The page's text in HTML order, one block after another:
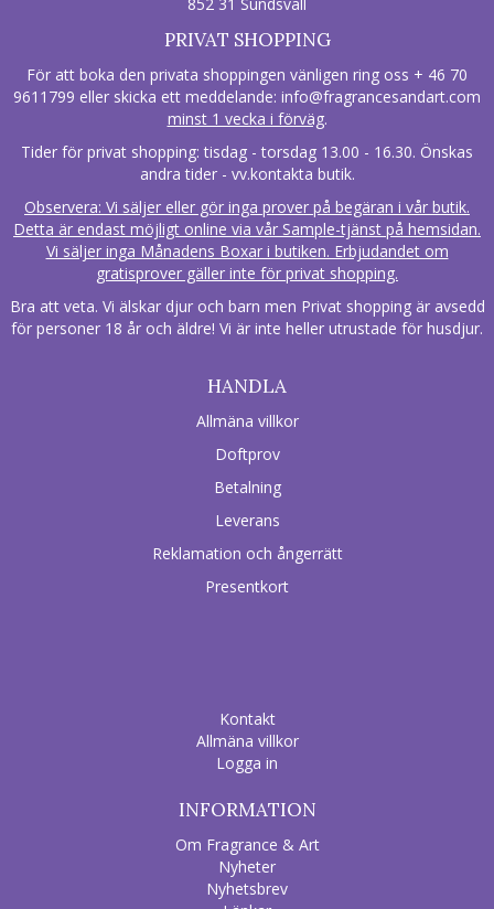
PRIVAT SHOPPING
För att boka den privata shoppingen vänligen ring oss + 46 70
9611799 eller skicka ett meddelande: info@fragrancesandart.com
minst 1 vecka i förväg.
Tider för privat shopping: tisdag - torsdag 13.00 - 16.30. Önskas
andra tider - vv.kontakta butik.
Observera: Vi säljer eller gör inga prover på begäran i vår butik.
Detta är endast möjligt online via vår Sample-tjänst på hemsidan.
Vi säljer inga Månadens Boxar i butiken. Erbjudandet om
gratisprover gäller inte för privat shopping.
Bra att veta. Vi älskar djur och barn men Privat shopping är avsedd
för personer 18 år och äldre! Vi är inte heller utrustade för husdjur.
HANDLA
Allmäna villkor
Doftprov
Betalning
Leverans
Reklamation och ångerrätt
Presentkort
Kontakt
Allmäna villkor
Logga in
INFORMATION
Om Fragrance & Art
Nyheter
Nyhetsbrev